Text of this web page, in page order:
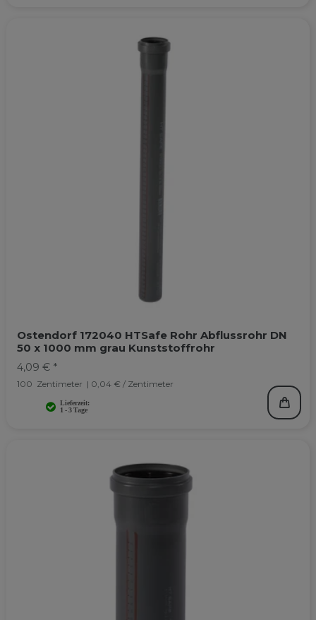
Ostendorf 172040 HTSafe Rohr Abflussrohr DN
50 x 1000 mm grau Kunststoffrohr
4,09 € *
100 Zentimeter | 0,04 € / Zentimeter